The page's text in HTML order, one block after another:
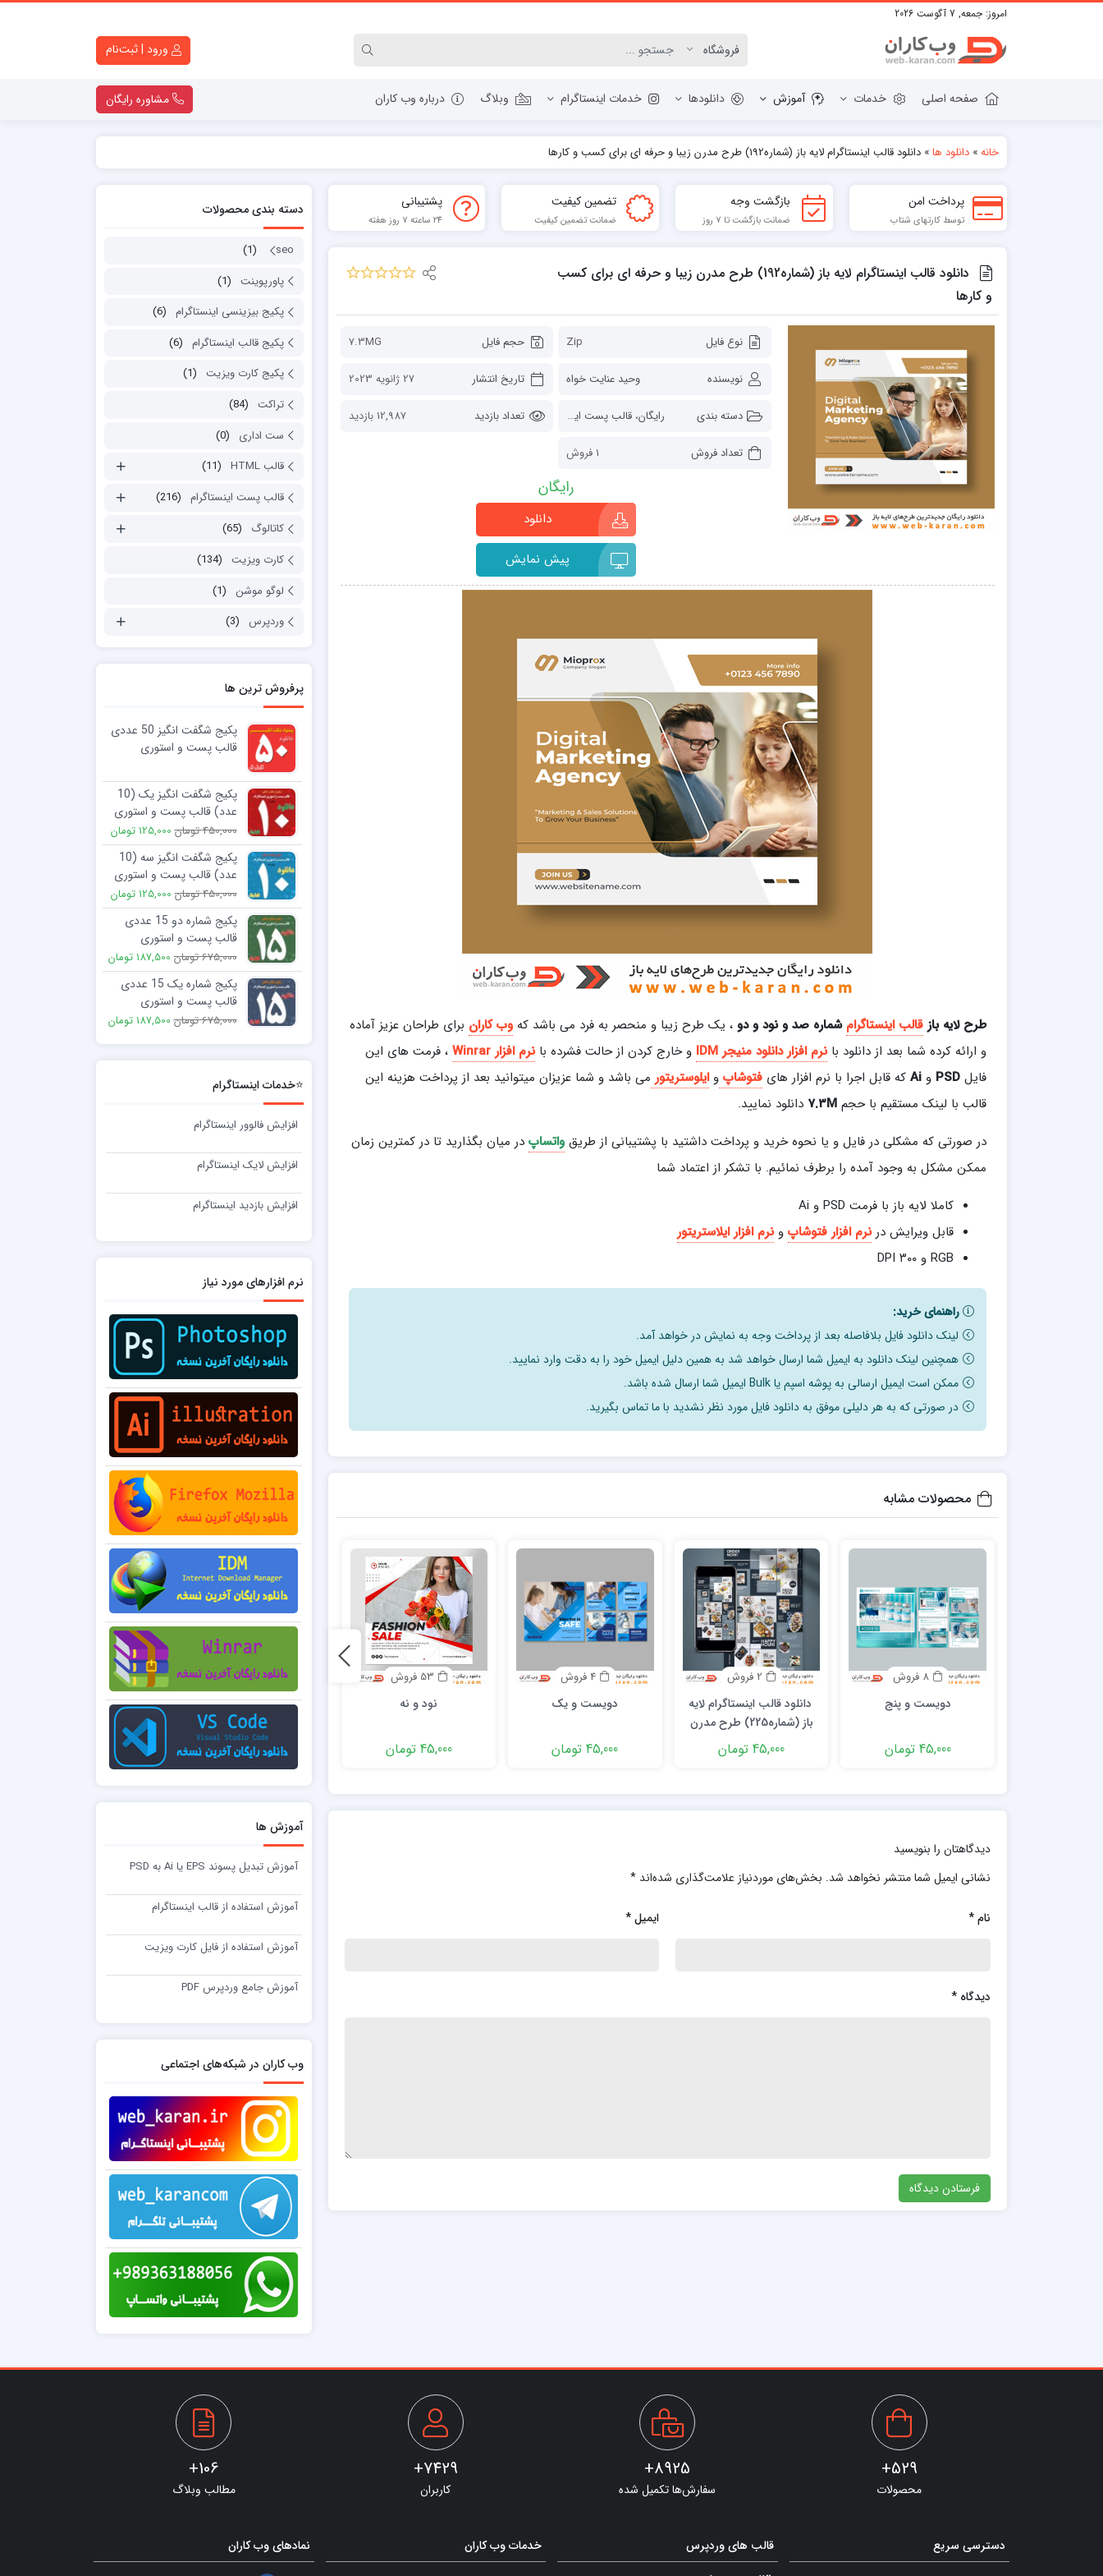
امروز: جمعه, 7 آگوست 2026
ورود | ثبت‌نام
صفحه اصلی خدمات آموزش دانلودها
دانلود وردپرس
پلاگین های وردپرس
قالب HTML
قالب BOOTSTRAP
قالب WORDPRESS
مرورگر وب
ابزار گرافیک و عکس
مدیریت دانلودها
برنامه نویسی
کارت ویزیت لایه باز
تراکت لایه باز
کاتالوگ لایه باز
قالب اینستاگرام
پاورپوینت
لوگو موشن
خدمات اینستاگرام وبلاگ درباره وب کاران مشاوره رایگان
خانه» دانلود ها» دانلود قالب اینستاگرام لایه باز (شماره192) طرح مدرن زیبا و حرفه ای برای کسب و کارها
پرداخت امن
توسط کارتهای شتاب
بازگشت وجه
ضمانت بازگشت تا 7 روز
تضمین کیفیت
ضمانت تضمین کیفیت
پشتیبانی
24 ساعته 7 روز هفته
دانلود قالب اینستاگرام لایه باز (شماره192) طرح مدرن زیبا و حرفه ای برای کسب
و کارها
نوع فایل Zip حجم فایل 7.3MG
نویسنده وحید عنایت خواه تاریخ انتشار 27 ژانویه 2023
دسته بندی رایگان،قالب پست اینستاگرام تعداد بازدید 12,987 بازدید
تعداد فروش 1 فروش
رایگان
دانلود
پیش نمایش
طرح لایه بازقالب اینستاگرام شماره صد و نود و دو ، یک طرح زیبا و منحصر به فرد می باشد که وب کاران برای طراحان عزیز آماده
و ارائه کرده شما بعد از دانلود بانرم افزار دانلود منیجر IDM و خارج کردن از حالت فشرده بانرم افزار Winrar ، فرمت های این
فایل PSD و Ai که قابل اجرا با نرم افزار های فتوشاپ وایلوستریتور می باشد و شما عزیزان میتوانید بعد از پرداخت هزینه این
قالب با لینک مستقیم با حجم 7.3M دانلود نمایید.
در صورتی که مشکلی در فایل و یا نحوه خرید و پرداخت داشتید با پشتیبانی از طریق واتساپ در میان بگذارید تا در کمترین زمان
ممکن مشکل به وجود آمده را برطرف نمائیم. با تشکر از اعتماد شما
کاملا لایه باز با فرمت PSD و Ai
قابل ویرایش درنرم افزار فتوشاپ ونرم افزار ایلاستریتور
RGB و ۳۰۰ DPI
راهنمای خرید:
لینک دانلود فایل بلافاصله بعد از پرداخت وجه به نمایش در خواهد آمد.
همچنین لینک دانلود به ایمیل شما ارسال خواهد شد به همین دلیل ایمیل خود را به دقت وارد نمایید.
ممکن است ایمیل ارسالی به پوشه اسپم یا Bulk ایمیل شما ارسال شده باشد.
در صورتی که به هر دلیلی موفق به دانلود فایل مورد نظر نشدید با ما تماس بگیرید.
محصولات مشابه
8 فروش
دویست و پنج
45,000 تومان
2 فروش
دانلود قالب اینستاگرام لایه
باز (شماره225) طرح مدرن
زیبا و حرفه ای برای کسب و
کارها
45,000 تومان
4 فروش
دویست و یک
45,000 تومان
53 فروش
نود و نه
45,000 تومان
6 فروش
هشتاد
45,000 تومان
صد و هشت
45,000 تومان
دیدگاهتان را بنویسید
نشانی ایمیل شما منتشر نخواهد شد. بخش‌های موردنیاز علامت‌گذاری شده‌اند *
نام* ایمیل*
دیدگاه *
دسته بندی محصولات
seo
(1)
پاورپوینت
(1)
پکیج بیزینسی اینستاگرام (6)
پکیج قالب اینستاگرام (6)
پکیج کارت ویزیت
(1)
تراکت
(84)
ست اداری
(0)
قالب HTML
(11)
قالب پست اینستاگرام (216)
کاتالوگ
(65)
کارت ویزیت
(134)
لوگو موشن
(1)
وردپرس
(3)
پرفروش ترین ها
پکیج شگفت انگیز 50 عددی
قالب پست و استوری
2,250,000 تومان 299,000 تومان
پکیج شگفت انگیز یک (10
عدد) قالب پست و استوری
اینستاگرام
450,000 تومان 125,000 تومان
پکیج شگفت انگیز سه (10
عدد) قالب پست و استوری
اینستاگرام
450,000 تومان 125,000 تومان
پکیج شماره دو 15 عددی
قالب پست و استوری
اینستاگرام
675,000 تومان 187,500 تومان
پکیج شماره یک 15 عددی
قالب پست و استوری
اینستاگرام
675,000 تومان 187,500 تومان
⭐خدمات اینستاگرام
افزایش فالوور اینستاگرام
افزایش لایک اینستاگرام
افزایش بازدید اینستاگرام
نرم افزارهای مورد نیاز
آموزش ها
آموزش تبدیل پسوند EPS یا Ai به PSD
آموزش استفاده از قالب اینستاگرام
آموزش استفاده از فایل کارت ویزیت
آموزش جامع وردپرس PDF
وب کاران در شبکه‌های اجتماعی
529+
محصولات
8925+
سفارش‌ها تکمیل شده
7429+
کاربران
106+
مطالب وبلاگ
دسترسی سریع قالب های وردپرس خدمات وب کاران نمادهای وب کاران